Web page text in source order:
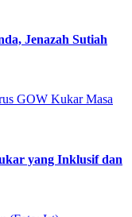
Jenazah Sutiah
yang Inklusif dan